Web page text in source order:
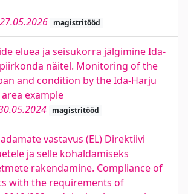
27.05.2026 magistritööd
eluea ja seisukorra jälgimine Ida-
näitel. Monitoring of the
and condition by the Ida-Harju
example
magistritööd
vastavus (EL) Direktiivi
ja selle kohaldamiseks
rakendamine. Compliance of
with the requirements of